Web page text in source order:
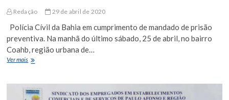
Redação 29 de abril de 2020
Polícia Cívil da Bahia em cumprimento de mandado de prisão
preventiva. Na manhã do último sábado, 25 de abril, no bairro
Coahb, região urbana de…
Ver maisFoi
São
Paulo,